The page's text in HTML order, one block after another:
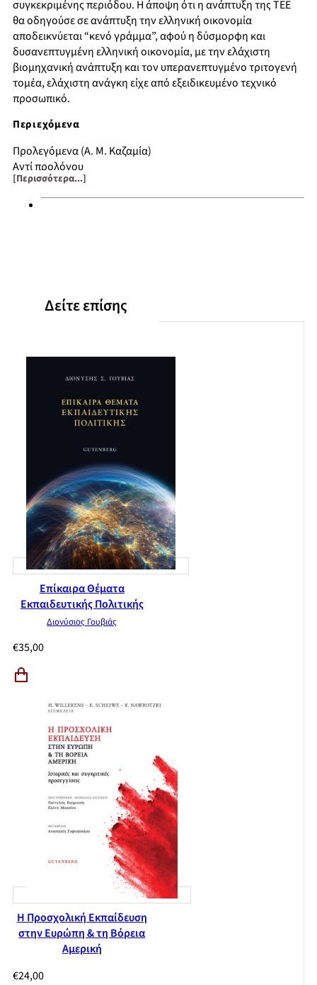
συγκεκριμένης περιόδου. Η άποψη ότι η ανάπτυξη της ΤΕΕ
θα οδηγούσε σε ανάπτυξη την ελληνική οικονομία
αποδεικνύεται “κενό γράμμα”, αφού η δύσμορφη και
δυσανεπτυγμένη ελληνική οικονομία, με την ελάχιστη
βιομηχανική ανάπτυξη και τον υπερανεπτυγμένο τριτογενή
τομέα, ελάχιστη ανάγκη είχε από εξειδικευμένο τεχνικό
προσωπικό.
Περιεχόμενα
Προλεγόμενα (Α. Μ. Καζαμία)
Αντί προλόγου
Εισαγωγή
Η οικονομία και η κοινωνία στην Ελλάδα (1950-65)
Βιβλιογραφία
[Περισσότερα...]
Δείτε επίσης
Επίκαιρα Θέματα
Εκπαιδευτικής Πολιτικής
Διονύσιος Γουβιάς
€35,00
Η Προσχολική Εκπαίδευση
στην Ευρώπη & τη Βόρεια
Αμερική
€24,00